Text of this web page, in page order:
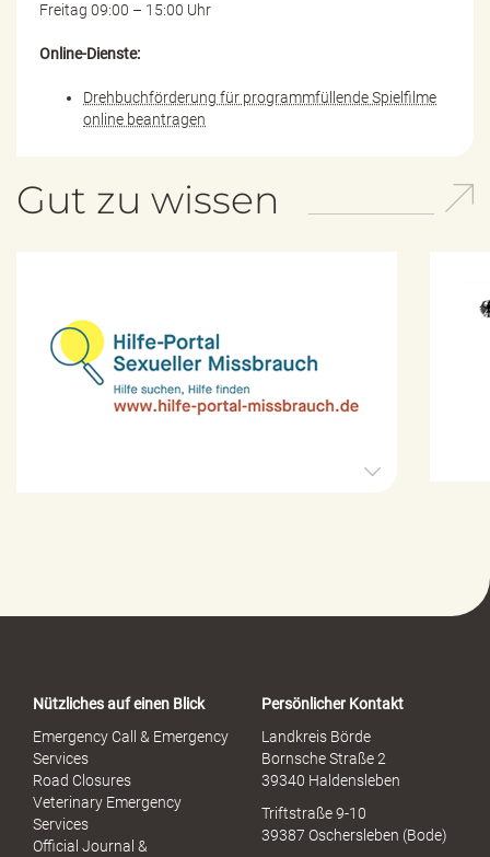
Freitag 09:00 – 15:00 Uhr
Online-Dienste:
Drehbuchförderung für programmfüllende Spielfilme
online beantragen
Gut zu wissen
o
Nützliches auf einen Blick
Emergency Call & Emergency
Services
Road Closures
Veterinary Emergency
Services
Official Journal &
Persönlicher Kontakt
Landkreis Börde
Bornsche Straße 2
39340 Haldensleben
Triftstraße 9-10
39387 Oschersleben (Bode)